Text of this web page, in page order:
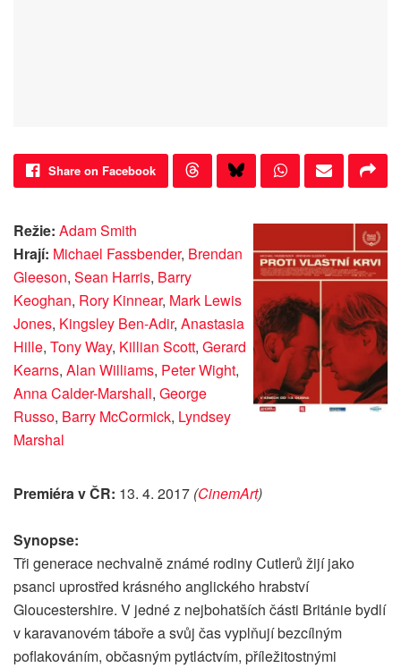
Share on Facebook
Režie: Adam Smith
Hrají: Michael Fassbender, Brendan
Gleeson, Sean Harris, Barry
Keoghan, Rory Kinnear, Mark Lewis
Jones, Kingsley Ben-Adir, Anastasia
Hille, Tony Way, Killian Scott, Gerard
Kearns, Alan Williams, Peter Wight,
Anna Calder-Marshall, George
Russo, Barry McCormick, Lyndsey
Marshal
Premiéra v ČR: 13. 4. 2017 (CinemArt)
Synopse:
Tři generace nechvalně známé rodiny Cutlerů žijí jako
psanci uprostřed krásného anglického hrabství
Gloucestershire. V jedné z nejbohatších části Británie bydlí
v karavanovém táboře a svůj čas vyplňují bezcílným
poflakováním, občasným pytláctvím, příležitostnými